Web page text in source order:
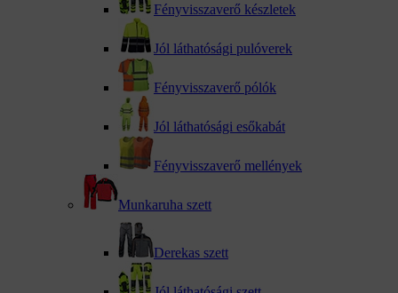
Fényvisszaverő készletek
Jól láthatósági pulóverek
Fényvisszaverő pólók
Jól láthatósági esőkabát
Fényvisszaverő mellények
Munkaruha szett
Derekas szett